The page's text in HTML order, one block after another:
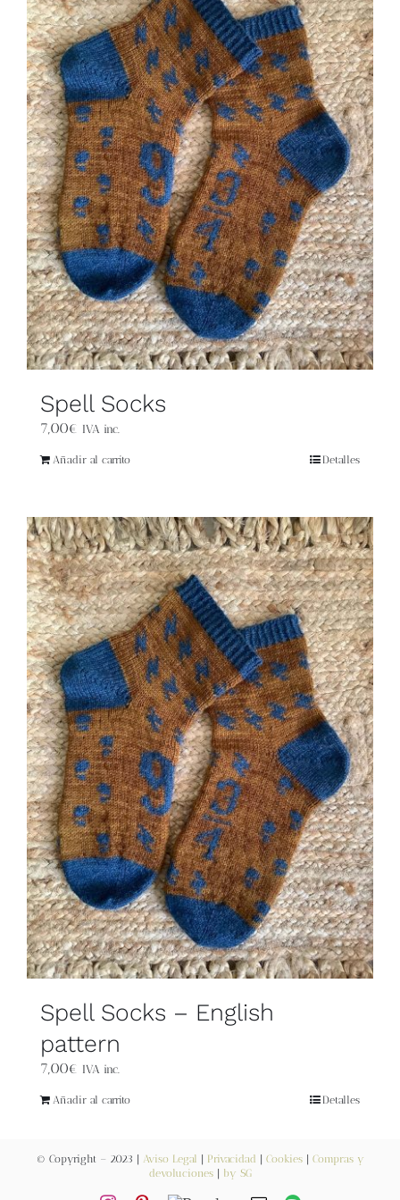
Blog
Contacto
Newsletter
Carrito
Mi cuenta
Spell Socks
7,00€ IVA inc.
Añadir al carrito Detalles
Spell Socks – English
pattern
7,00€ IVA inc.
Añadir al carrito Detalles
© Copyright – 2023 | Aviso Legal Privacidad Cookies| Compras y
devoluciones| by SG